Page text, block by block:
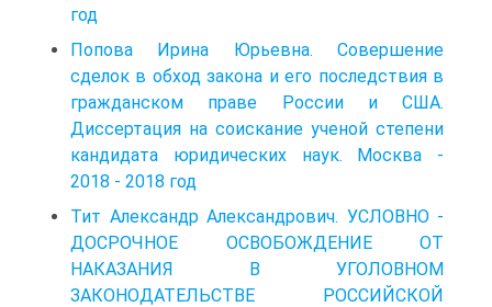
год
Попова Ирина Юрьевна. Совершение
сделок в обход закона и его последствия в
гражданском праве России и США.
Диссертация на соискание ученой степени
кандидата юридических наук. Москва -
2018 - 2018 год
Тит Александр Александрович. УСЛОВНО -
ДОСРОЧНОЕ ОСВОБОЖДЕНИЕ ОТ
НАКАЗАНИЯ В УГОЛОВНОМ
ЗАКОНОДАТЕЛЬСТВЕ РОССИЙСКОЙ